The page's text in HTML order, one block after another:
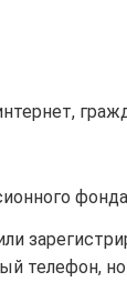
телефон,